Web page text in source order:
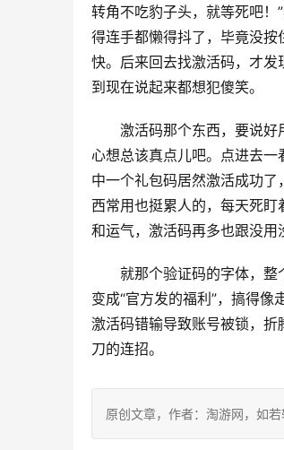
转角不吃豹子头，就等死吧
得连手都懒得抖了，毕竟没
快。后来回去找激活码，才
到现在说起来都想犯傻笑。
激活码那个东西，要说好
心想总该真点儿吧。点进去
中一个礼包码居然激活成功
西常用也挺累人的，每天死
和运气，激活码再多也跟没用
就那个验证码的字体，整
变成“官方发的福利”，搞得
激活码错输导致账号被锁，
刀的连招。
原创文章，作者：淘游网，如